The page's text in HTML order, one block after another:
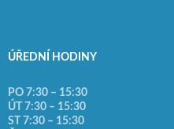
ÚŘEDNÍ HODINY
PO 7:30 – 15:30
ÚT 7:30 – 15:30
ST 7:30 – 15:30